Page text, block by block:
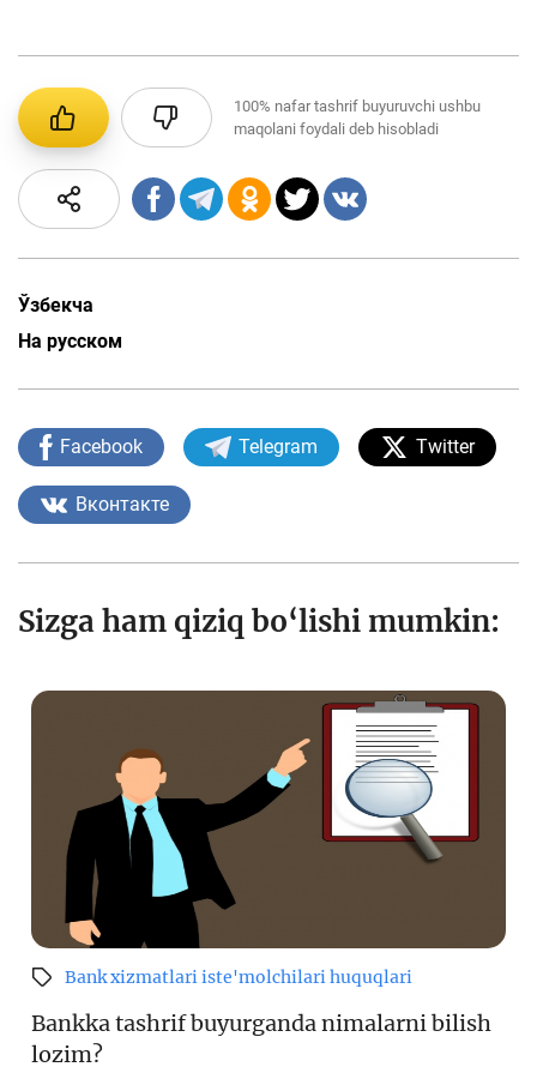
100% nafar tashrif buyuruvchi ushbu
maqolani foydali deb hisobladi
Ўзбекча
На русском
Facebook Telegram Twitter
Вконтакте
Sizga ham qiziq bo‘lishi mumkin:
Bank xizmatlari iste'molchilari huquqlari
Bankka tashrif buyurganda nimalarni bilish
lozim?